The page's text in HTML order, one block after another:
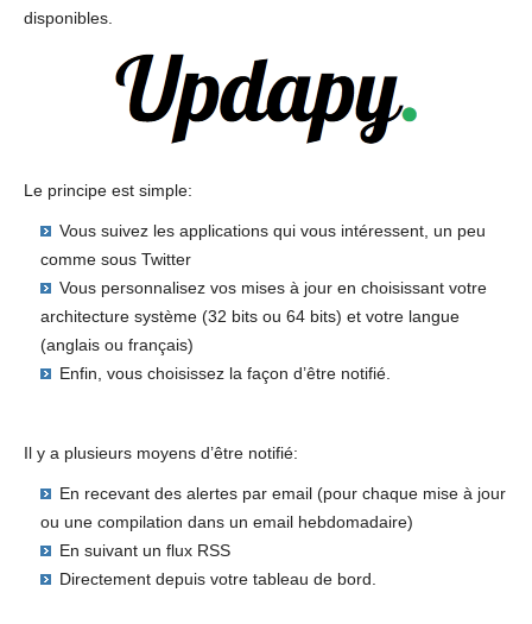
disponibles.
Le principe est simple:
Vous suivez les applications qui vous intéressent, un peu
comme sous Twitter
Vous personnalisez vos mises à jour en choisissant votre
architecture système (32 bits ou 64 bits) et votre langue
(anglais ou français)
Enfin, vous choisissez la façon d’être notifié.
Il y a plusieurs moyens d’être notifié:
En recevant des alertes par email (pour chaque mise à jour
ou une compilation dans un email hebdomadaire)
En suivant un flux RSS
Directement depuis votre tableau de bord.